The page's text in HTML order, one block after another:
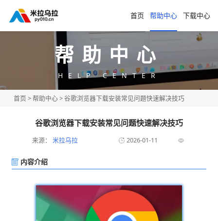
首页 帮助中心 下载中心
帮助中心
HELP CENTER
首页 >帮助中心> 谷歌浏览器下载安装常见问题快速解决技巧
谷歌浏览器下载安装常见问题快速解决技巧
来源： 米拉乌拉 2026-01-11
内容介绍